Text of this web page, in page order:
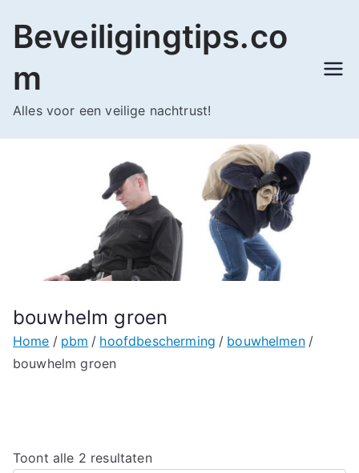
naar
inhoud
Beveiligingtips.co
m
Alles voor een veilige nachtrust!
bouwhelm groen
Home pbm hoofdbescherming
bouwhelmen
bouwhelm groen
Toont alle 2 resultaten